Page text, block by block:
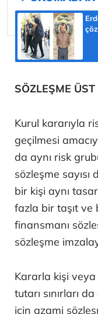
SÖZLEŞME
Kurul kararıyla
geçilmesi
da aynı risk
sözleşme sayısı
bir kişi aynı
fazla bir taşıt ve
finansmanı
sözleşme
Kararla kişi
tutarı sınırları
için azami